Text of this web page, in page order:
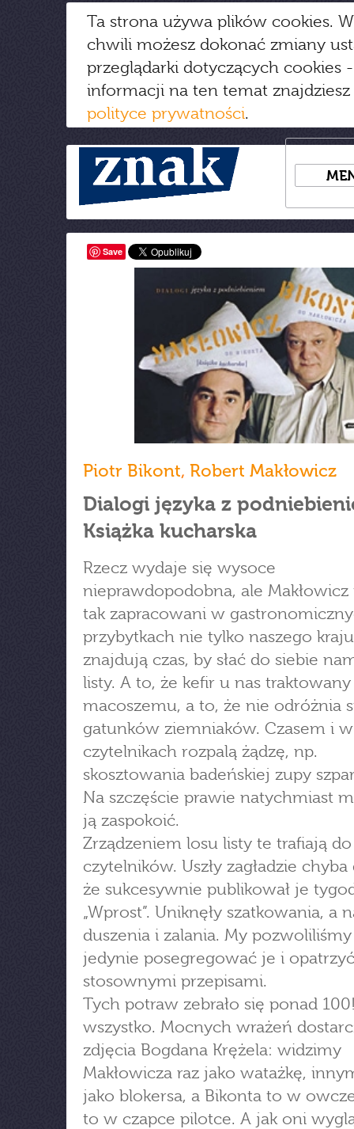
Ta strona używa plików cookies.
chwili możesz dokonać zmiany
przeglądarki dotyczących cookies
informacji na ten temat
polityce prywatności.
Save
Piotr Bikont, Robert Makłowicz
Dialogi języka z
Książka kucharska
Rzecz wydaje się wysoce
nieprawdopodobna, ale Makłowicz
tak zapracowani w
przybytkach nie tylko naszego
znajdują czas, by słać do siebie
listy. A to, że kefir u nas
macoszemu, a to, że nie odróżnia
gatunków ziemniaków. Czasem i w
czytelnikach rozpalą żądzę, np.
skosztowania badeńskiej zupy
Na szczęście prawie natychmiast
ją zaspokoić.
Zrządzeniem losu listy te trafiają do
czytelników. Uszły zagładzie
że sukcesywnie publikował je
„Wprost”. Uniknęły szatkowania, a
duszenia i zalania. My
jedynie posegregować je i opatrzyć
stosownymi przepisami.
Tych potraw zebrało się ponad
wszystko. Mocnych wrażeń
zdjęcia Bogdana Krężela: widzimy
Makłowicza raz jako watażkę,
jako blokersa, a Bikonta to w
to w czapce pilotce. A jak oni